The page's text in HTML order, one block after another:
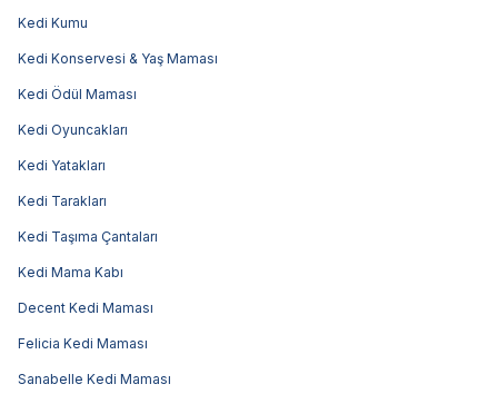
Kedi Kumu
Kedi Konservesi & Yaş Maması
Kedi Ödül Maması
Kedi Oyuncakları
Kedi Yatakları
Kedi Tarakları
Kedi Taşıma Çantaları
Kedi Mama Kabı
Decent Kedi Maması
Felicia Kedi Maması
Sanabelle Kedi Maması